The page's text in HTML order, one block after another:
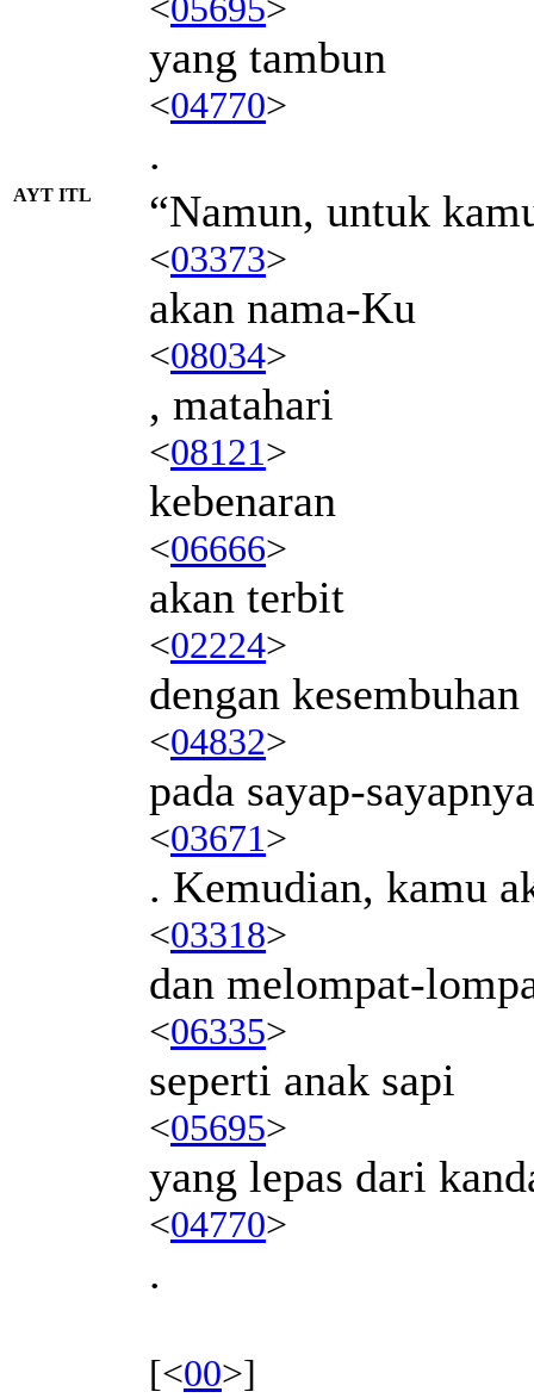
yang tambun
<04770>
.
AYT ITL “Namun, untuk
<03373>
akan nama-Ku
<08034>
, matahari
<08121>
kebenaran
<06666>
akan terbit
<02224>
dengan kesembuhan
<04832>
pada sayap-sayapnya
<03671>
. Kemudian, kamu
<03318>
dan melompat-
<06335>
seperti anak sapi
<05695>
yang lepas dari
<04770>
.
[<00>]